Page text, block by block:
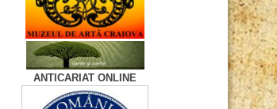
ANTICARIAT ONLINE